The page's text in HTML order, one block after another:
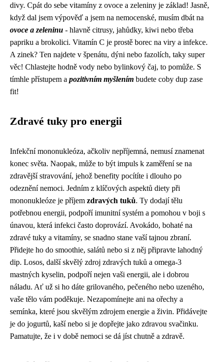
divy. Cpát do sebe vitamíny z ovoce a zeleniny je základ! Jasně,
když dal jsem výpověď a jsem na nemocenské, musím dbát na
ovoce a zeleninu - hlavně citrusy, jahůdky, kiwi nebo třeba
papriku a brokolici. Vitamín C je prostě borec na viry a infekce.
A zinek? Ten najdete v špenátu, dýni nebo fazolích, taky super
věc! Chlastejte hodně vody nebo bylinkový čaj, to pomůže. S
tímhle přístupem a pozitivním myšlením budete coby dup zase
fit!
Zdravé tuky pro energii
Infekční mononukleóza, ačkoliv nepříjemná, nemusí znamenat
konec světa. Naopak, může to být impuls k zaměření se na
zdravější stravování, jehož benefity pocítíte i dlouho po
odeznění nemoci. Jedním z klíčových aspektů diety při
mononukleóze je příjem zdravých tuků. Ty dodají tělu
potřebnou energii, podpoří imunitní systém a pomohou v boji s
únavou, která infekci často doprovází. Avokádo, bohaté na
zdravé tuky a vitamíny, se snadno stane vaší tajnou zbraní.
Přidejte ho do smoothie, salátů nebo si z něj připravte lahodný
dip. Losos, další skvělý zdroj zdravých tuků a omega-3
mastných kyselin, podpoří nejen vaši energii, ale i dobrou
náladu. Ať už si ho dáte grilovaného, pečeného nebo uzeného,
vaše tělo vám poděkuje. Nezapomínejte ani na ořechy a
semínka, které jsou skvělým zdrojem energie a živin. Přidávejte
je do jogurtů, kaší nebo si je dopřejte jako zdravou svačinku.
Pamatujte, že i v době nemoci se dá jíst chutně a zdravě.